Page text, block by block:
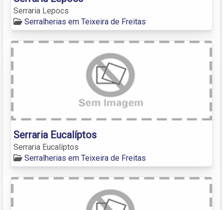
Serraria Lepocs
Serralherias em Teixeira de Freitas
Serraria Eucalíptos
Serraria Eucalíptos
Serralherias em Teixeira de Freitas